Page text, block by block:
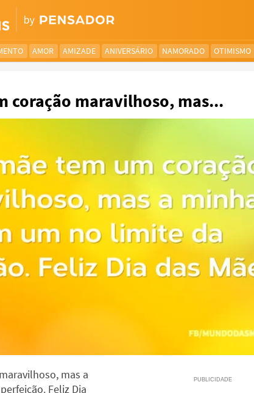
AMOR AMIZADE ANIVERSÁRIO NAMORADO OTIMISMO
coração maravilhoso, mas...
mas a
Feliz Dia